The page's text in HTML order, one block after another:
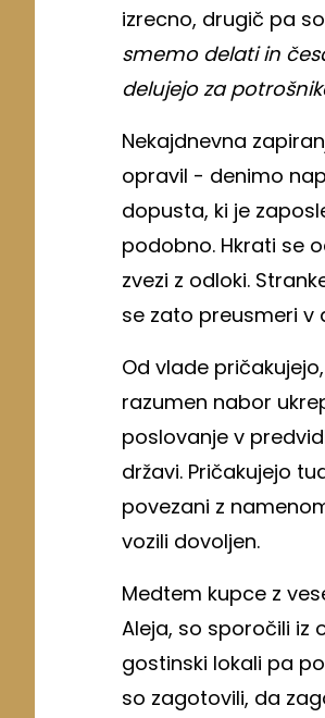
izrecno, drugič pa
smemo delati in
delujejo za
Nekajdnevna
opravil - denimo
dopusta, ki je
podobno. Hkrati se
zvezi z odloki.
se zato preusmeri v
Od vlade
razumen nabor
poslovanje v
državi. Pričakujejo
povezani z
vozili dovoljen.
Medtem kupce z
Aleja, so sporočili iz
gostinski lokali pa
so zagotovili, da